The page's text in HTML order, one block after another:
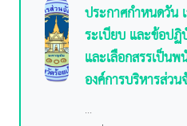
ประกาศกำหนดวัน
ระเบียบ และข้อปฏิ
และเลือกสรรเป็นพ
องค์การบริหารส่วน
...